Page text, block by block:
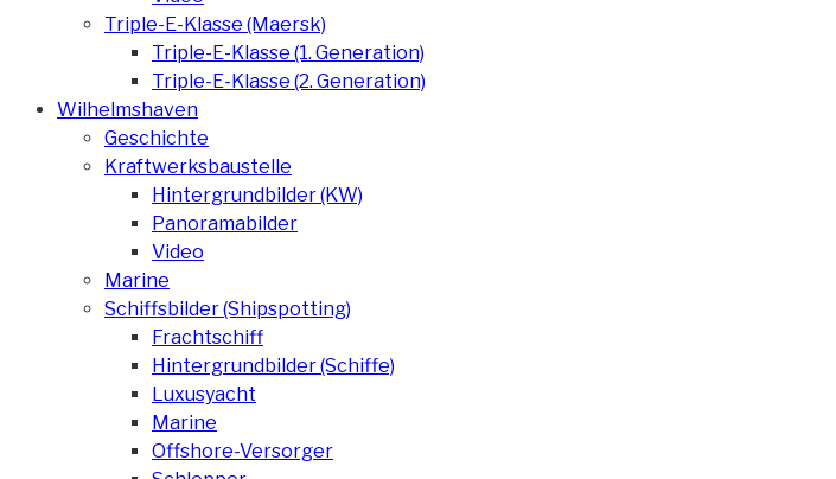
Triple-E-Klasse (Maersk)
Triple-E-Klasse (1. Generation)
Triple-E-Klasse (2. Generation)
Wilhelmshaven
Geschichte
Kraftwerksbaustelle
Hintergrundbilder (KW)
Panoramabilder
Video
Marine
Schiffsbilder (Shipspotting)
Frachtschiff
Hintergrundbilder (Schiffe)
Luxusyacht
Marine
Offshore-Versorger